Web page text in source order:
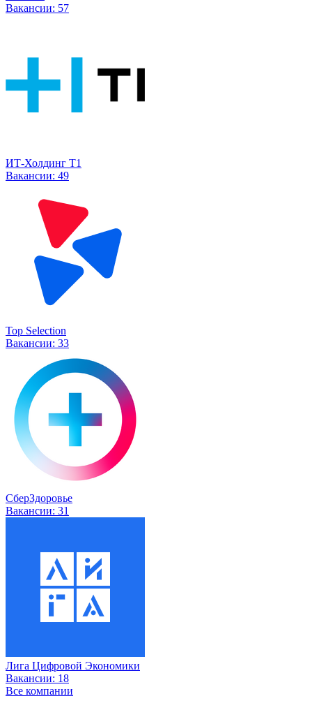
Вакансии: 57
ИТ-Холдинг Т1
Вакансии: 49
Top Selection
Вакансии: 33
СберЗдоровье
Вакансии: 31
Лига Цифровой Экономики
Вакансии: 18
Все компании